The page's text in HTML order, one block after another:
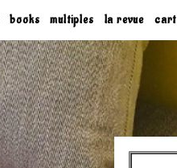
books multiples la revue cart